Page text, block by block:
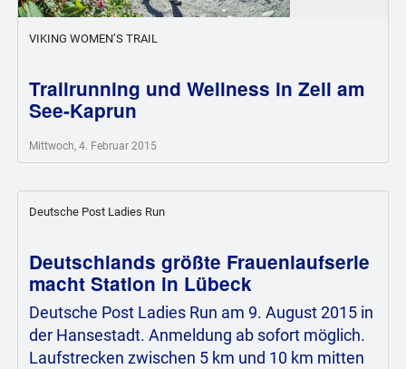
VIKING WOMEN’S TRAIL
Trailrunning und Wellness in Zell am
See-Kaprun
Mittwoch, 4. Februar 2015
Deutsche Post Ladies Run
Deutschlands größte Frauenlaufserie
macht Station in Lübeck
Deutsche Post Ladies Run am 9. August 2015 in
der Hansestadt. Anmeldung ab sofort möglich.
Laufstrecken zwischen 5 km und 10 km mitten